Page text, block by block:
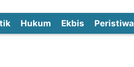
Hukum Ekbis Peristiwa